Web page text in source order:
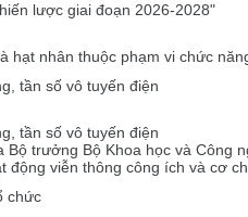
lược giai đoạn 2026-2028"
nhân thuộc phạm vi chức
tần số vô tuyến điện
tần số vô tuyến điện
trưởng Bộ Khoa học và
viễn thông công ích và cơ
chức